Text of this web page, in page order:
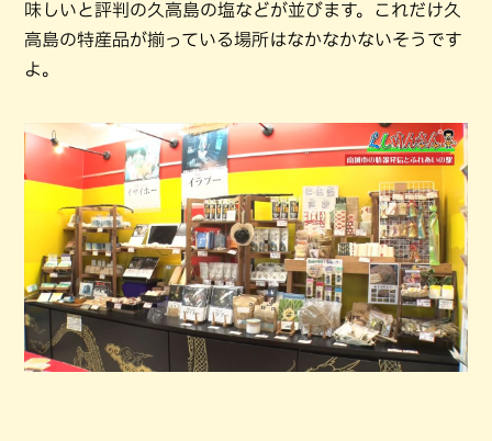
味しいと評判の久高島の塩などが並びます。これだけ久
高島の特産品が揃っている場所はなかなかないそうです
よ。